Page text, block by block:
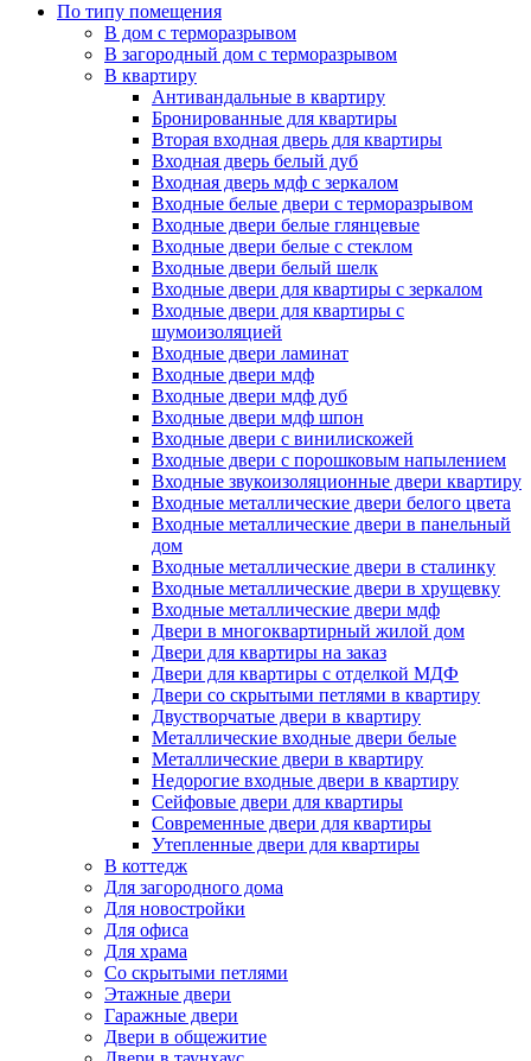
По типу помещения
В дом с терморазрывом
В загородный дом с терморазрывом
В квартиру
Антивандальные в квартиру
Бронированные для квартиры
Вторая входная дверь для квартиры
Входная дверь белый дуб
Входная дверь мдф с зеркалом
Входные белые двери с терморазрывом
Входные двери белые глянцевые
Входные двери белые с стеклом
Входные двери белый шелк
Входные двери для квартиры с зеркалом
Входные двери для квартиры с
шумоизоляцией
Входные двери ламинат
Входные двери мдф
Входные двери мдф дуб
Входные двери мдф шпон
Входные двери с винилискожей
Входные двери с порошковым напылением
Входные звукоизоляционные двери квартиру
Входные металлические двери белого цвета
Входные металлические двери в панельный
дом
Входные металлические двери в сталинку
Входные металлические двери в хрущевку
Входные металлические двери мдф
Двери в многоквартирный жилой дом
Двери для квартиры на заказ
Двери для квартиры с отделкой МДФ
Двери со скрытыми петлями в квартиру
Двустворчатые двери в квартиру
Металлические входные двери белые
Металлические двери в квартиру
Недорогие входные двери в квартиру
Сейфовые двери для квартиры
Современные двери для квартиры
Утепленные двери для квартиры
В коттедж
Для загородного дома
Для новостройки
Для офиса
Для храма
Со скрытыми петлями
Этажные двери
Гаражные двери
Двери в общежитие